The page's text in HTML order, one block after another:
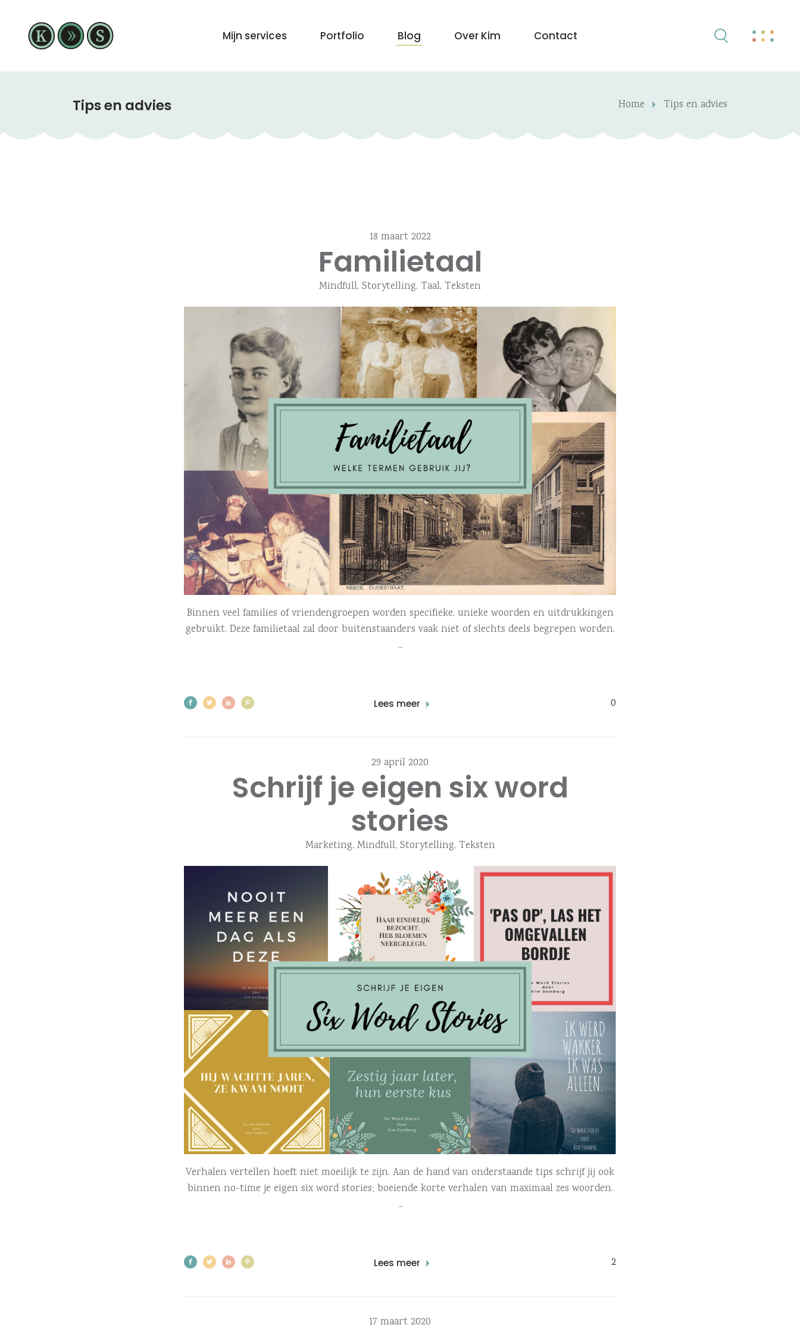
Mijn services Portfolio Blog Over Kim Contact
Tips en advies Home Tips en advies
18 maart 2022
Familietaal
Mindfull, Storytelling, Taal, Teksten
Binnen veel families of vriendengroepen worden specifieke, unieke woorden en uitdrukkingen
gebruikt. Deze familietaal zal door buitenstaanders vaak niet of slechts deels begrepen worden.
Lees meer 0
29 april 2020
Schrijf je eigen six word
stories
Marketing, Mindfull, Storytelling, Teksten
Verhalen vertellen hoeft niet moeilijk te zijn. Aan de hand van onderstaande tips schrijf jij ook
binnen no-time je eigen six word stories; boeiende korte verhalen van maximaal zes woorden.
Lees meer 2
17 maart 2020